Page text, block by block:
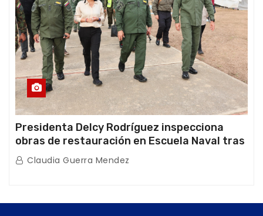
Presidenta Delcy Rodríguez inspecciona
obras de restauración en Escuela Naval tras
afectaciones sísmicas en La Guaira
Claudia Guerra Mendez